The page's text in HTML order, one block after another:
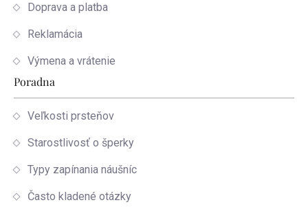
Doprava a platba
Reklamácia
Výmena a vrátenie
Poradna
Veľkosti prsteňov
Starostlivosť o šperky
Typy zapínania náušníc
Často kladené otázky